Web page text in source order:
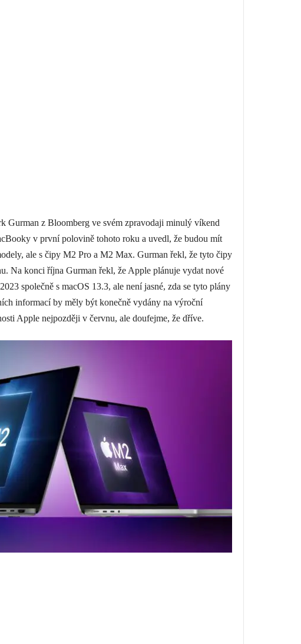
Gurman z Bloomberg ve svém zpravodaji minulý víkend
v první polovině tohoto roku a uvedl, že budou mít
ale s čipy M2 Pro a M2 Max. Gurman řekl, že tyto čipy
Na konci října Gurman řekl, že Apple plánuje vydat nové
společně s macOS 13.3, ale není jasné, zda se tyto plány
informací by měly být konečně vydány na výroční
Apple nejpozději v červnu, ale doufejme, že dříve.